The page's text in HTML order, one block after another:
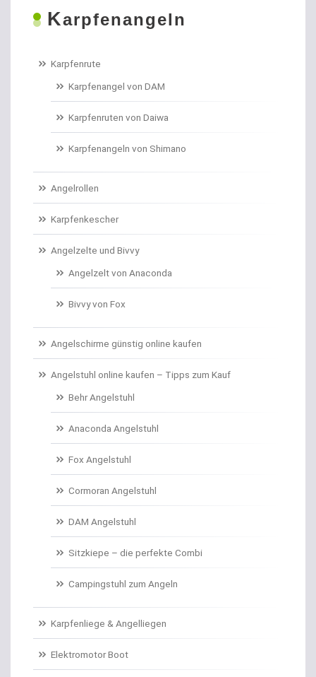
Boilies
Brandungs- / Weitwurfrollen
Brandungsbleie
Brothaken gebunden
Campinggeschirr
Carp Care
Castingsport
Chatterbaits / Spinnerbaits
Cheburashka Bleie
Combos Rute/Rolle
Doppelhaken/Ryderhaken lose
Doradenhaken gebunden
Karpfenangeln
Karpfenrute
Karpfenangel von DAM
Karpfenruten von Daiwa
Karpfenangeln von Shimano
Angelrollen
Karpfenkescher
Angelzelte und Bivvy
Angelzelt von Anaconda
Bivvy von Fox
Angelschirme günstig online kaufen
Angelstuhl online kaufen – Tipps zum Kauf
Behr Angelstuhl
Anaconda Angelstuhl
Fox Angelstuhl
Cormoran Angelstuhl
DAM Angelstuhl
Sitzkiepe – die perfekte Combi
Campingstuhl zum Angeln
Karpfenliege & Angelliegen
Elektromotor Boot